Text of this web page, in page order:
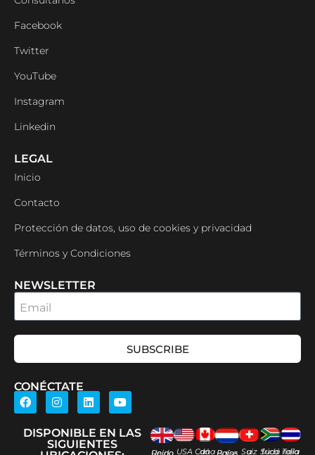
Facebook
Twitter
YouTube
Instagram
Linkedin
LEGAL
Inicio
Contacto
Protección de datos, uso de cookies y privacidad
Términos y Condiciones
NEWSLETTER
Email
SUBSCRIBE
CONÉCTATE
DISPONIBLE EN LAS
SIGUIENTES
Reino Unido USA Canadá Suiza Sudáfrica Tailandia